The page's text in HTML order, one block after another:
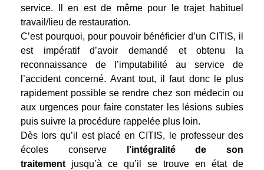
service. Il en est de même pour le trajet habituel
travail/lieu de restauration.
C’est pourquoi, pour pouvoir bénéficier d’un CITIS, il
est impératif d’avoir demandé et obtenu la
reconnaissance de l’imputabilité au service de
l’accident concerné. Avant tout, il faut donc le plus
rapidement possible se rendre chez son médecin ou
aux urgences pour faire constater les lésions subies
puis suivre la procédure rappelée plus loin.
Dès lors qu’il est placé en CITIS, le professeur des
écoles conserve
l’intégralité de son
traitement jusqu’à ce qu’il se trouve en état de